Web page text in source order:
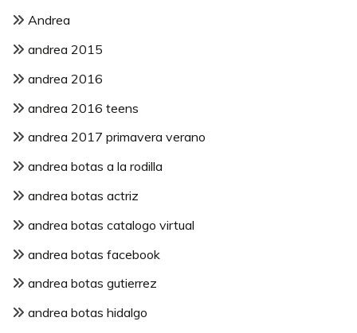
Andrea
andrea 2015
andrea 2016
andrea 2016 teens
andrea 2017 primavera verano
andrea botas a la rodilla
andrea botas actriz
andrea botas catalogo virtual
andrea botas facebook
andrea botas gutierrez
andrea botas hidalgo